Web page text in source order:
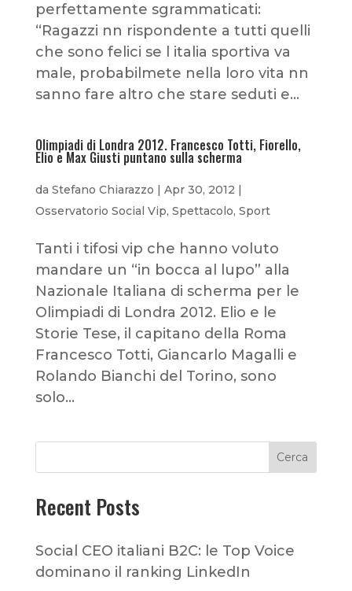
perfettamente sgrammaticati:
“Ragazzi nn rispondente a tutti quelli
che sono felici se l italia sportiva va
male, probabilmete nella loro vita nn
sanno fare altro che stare seduti e...
Olimpiadi di Londra 2012. Francesco Totti, Fiorello,
Elio e Max Giusti puntano sulla scherma
da Stefano Chiarazzo | Apr 30, 2012 |
Osservatorio Social Vip, Spettacolo, Sport
Tanti i tifosi vip che hanno voluto
mandare un “in bocca al lupo” alla
Nazionale Italiana di scherma per le
Olimpiadi di Londra 2012. Elio e le
Storie Tese, il capitano della Roma
Francesco Totti, Giancarlo Magalli e
Rolando Bianchi del Torino, sono
solo...
Cerca
Recent Posts
Social CEO italiani B2C: le Top Voice
dominano il ranking LinkedIn